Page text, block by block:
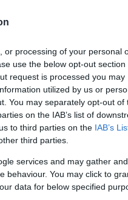
or processing of your personal
use the below opt-out section
request is processed you may
utilized by us or
You may separately opt-out of
on the IAB’s list of
to third parties on the IAB’s
third parties.
services and may gather
behaviour. You may click to
data for below specified